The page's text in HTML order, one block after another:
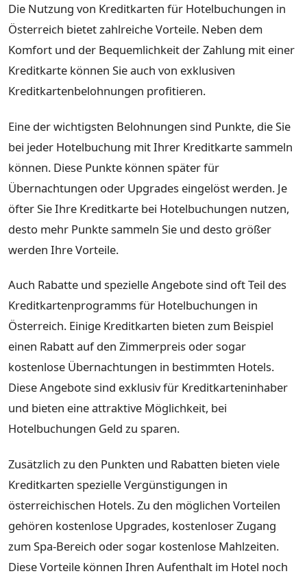
Die Nutzung von Kreditkarten für Hotelbuchungen in
Österreich bietet zahlreiche Vorteile. Neben dem
Komfort und der Bequemlichkeit der Zahlung mit einer
Kreditkarte können Sie auch von exklusiven
Kreditkartenbelohnungen profitieren.
Eine der wichtigsten Belohnungen sind Punkte, die Sie
bei jeder Hotelbuchung mit Ihrer Kreditkarte sammeln
können. Diese Punkte können später für
Übernachtungen oder Upgrades eingelöst werden. Je
öfter Sie Ihre Kreditkarte bei Hotelbuchungen nutzen,
desto mehr Punkte sammeln Sie und desto größer
werden Ihre Vorteile.
Auch Rabatte und spezielle Angebote sind oft Teil des
Kreditkartenprogramms für Hotelbuchungen in
Österreich. Einige Kreditkarten bieten zum Beispiel
einen Rabatt auf den Zimmerpreis oder sogar
kostenlose Übernachtungen in bestimmten Hotels.
Diese Angebote sind exklusiv für Kreditkarteninhaber
und bieten eine attraktive Möglichkeit, bei
Hotelbuchungen Geld zu sparen.
Zusätzlich zu den Punkten und Rabatten bieten viele
Kreditkarten spezielle Vergünstigungen in
österreichischen Hotels. Zu den möglichen Vorteilen
gehören kostenlose Upgrades, kostenloser Zugang
zum Spa-Bereich oder sogar kostenlose Mahlzeiten.
Diese Vorteile können Ihren Aufenthalt im Hotel noch